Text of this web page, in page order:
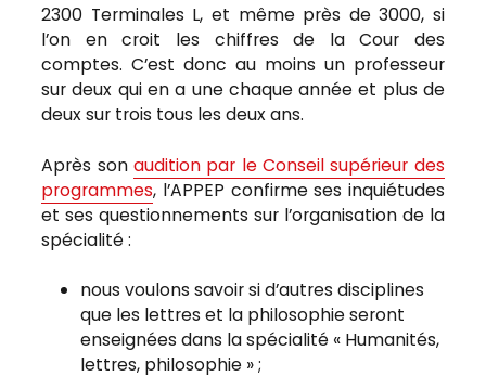
2300 Terminales L, et même près de 3000, si
l’on en croit les chiffres de la Cour des
comptes. C’est donc au moins un professeur
sur deux qui en a une chaque année et plus de
deux sur trois tous les deux ans.
Après son audition par le Conseil supérieur des
programmes, l’APPEP confirme ses inquiétudes
et ses questionnements sur l’organisation de la
spécialité :
nous voulons savoir si d’autres disciplines
que les lettres et la philosophie seront
enseignées dans la spécialité « Humanités,
lettres, philosophie » ;